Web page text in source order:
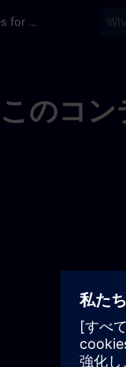
Training Services for Digital Industries
このコ